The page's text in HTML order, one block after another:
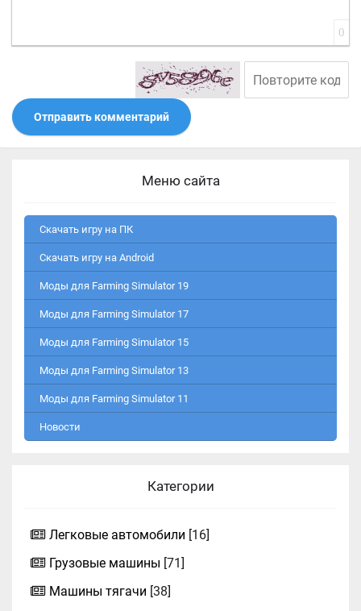
0
Отправить комментарий
Меню сайта
Скачать игру на ПК
Скачать игру на Android
Моды для Farming Simulator 19
Моды для Farming Simulator 17
Моды для Farming Simulator 15
Моды для Farming Simulator 13
Моды для Farming Simulator 11
Новости
Категории
Легковые автомобили [16]
Грузовые машины [71]
Машины тягачи [38]